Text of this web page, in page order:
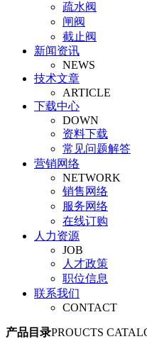
疏水阀
闸阀
截止阀
止回阀
氧气阀
视镜
氨气阀
排泥阀
旋塞阀
平衡阀
调节阀
安全阀
管夹阀
气动阀门
真空阀
新闻资讯
NEWS
技术文章
ARTICLE
下载中心
DOWN
资料下载
常见问题解答
营销网络
NETWORK
销售网络
服务网络
在线订购
人力资源
JOB
人才政策
职位信息
联系我们
CONTACT
产品目录PROUCTS